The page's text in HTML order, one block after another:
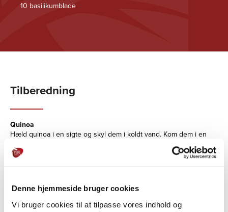
Denne hjemmeside bruger cookies
Vi bruger cookies til at tilpasse vores indhold og
10 basilikumblade
Tilberedning
Quinoa
Hæld quinoa i en sigte og skyl dem i koldt vand. Kom dem i en
gryde med saltet vand og kog dem i 12 minutter. Hæld vandet fra
gennem en sigte og afkøl på et stort fad.
Skær artiskokker og semidried tomater i mindre stykker, og vend
dem sammen.